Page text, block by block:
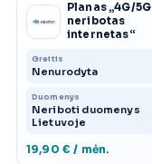
Planas „4G/5G
neribotas
internetas“
Greitis
Nenurodyta
Duomenys
Neriboti duomenys
Lietuvoje
19,90 € / mėn.